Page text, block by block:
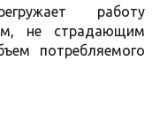
работу
не страдающим
потребляемого